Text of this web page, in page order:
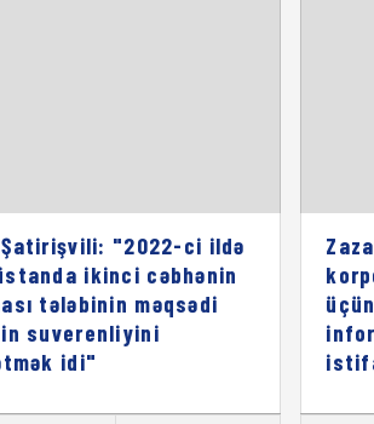
Şatirişvili: "2022-ci ildə
ikinci cəbhənin
tələbinin məqsədi
suverenliyini
idi"